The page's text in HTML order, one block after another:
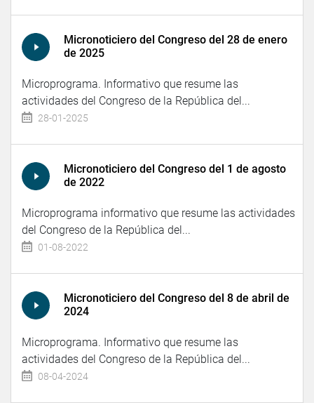
Micronoticiero del Congreso del 28 de enero
de 2025
Microprograma. Informativo que resume las
actividades del Congreso de la República del...
28-01-2025
Micronoticiero del Congreso del 1 de agosto
de 2022
Microprograma informativo que resume las actividades
del Congreso de la República del...
01-08-2022
Micronoticiero del Congreso del 8 de abril de
2024
Microprograma. Informativo que resume las
actividades del Congreso de la República del...
08-04-2024